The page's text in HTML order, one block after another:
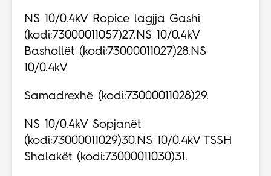
NS 10/0.4kV Ropice lagjja Gashi
(kodi:73000011057)27.NS 10/0.4kV
Bashollët (kodi:73000011027)28.NS
10/0.4kV
Samadrexhë (kodi:73000011028)29.
NS 10/0.4kV Sopjanët
(kodi:73000011029)30.NS 10/0.4kV TSSH
Shalakët (kodi:73000011030)31.